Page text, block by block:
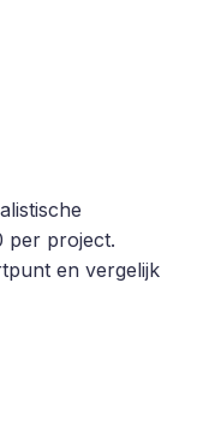
per project.
en vergelijk